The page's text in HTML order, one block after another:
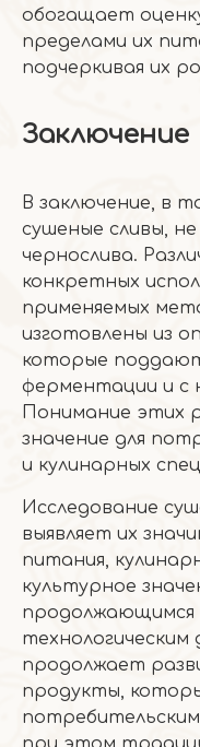
обогащает
пределами их
подчеркивая их
Заключение
В заключение, в
сушеные сливы,
чернослива.
конкретных
применяемых
изготовлены из
которые
ферментации и с
Понимание этих
значение для
и кулинарных
Исследование
выявляет их
питания,
культурное
продолжающимся
продолжает
продукты,